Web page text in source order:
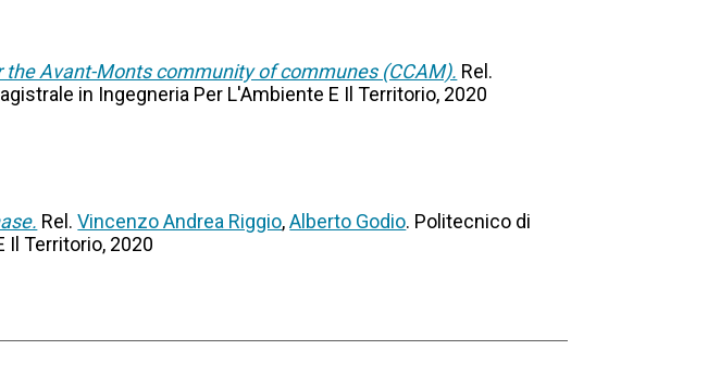
Avant-Monts community of communes (CCAM). Rel.
in Ingegneria Per L'Ambiente E Il Territorio, 2020
Rel.Vincenzo Andrea Riggio,Alberto Godio. Politecnico di
Il Territorio, 2020